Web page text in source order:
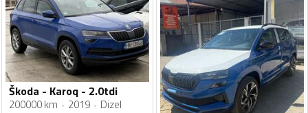
Škoda - Karoq - 2.0tdi
200000 km 2019 Dizel